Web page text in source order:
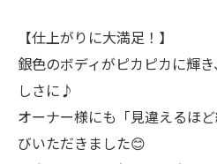
【仕上がりに大満足！】
銀色のボディがピカピカに輝
しさに♪
オーナー様にも「見違えるほ
びいただきました😊